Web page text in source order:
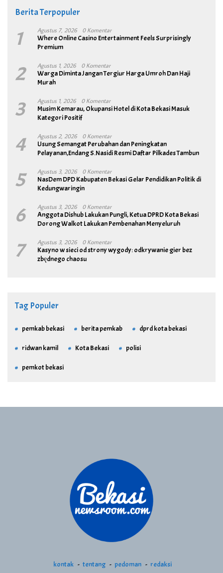
Berita Terpopuler
1 Agustus 7, 2026 0 Komentar
Where Online Casino Entertainment Feels Surprisingly
Premium
2 Agustus 1, 2026 0 Komentar
Warga Diminta Jangan Tergiur Harga Umroh Dan Haji
Murah
3 Agustus 1, 2026 0 Komentar
Musim Kemarau, Okupansi Hotel di Kota Bekasi Masuk
Kategori Positif
4 Agustus 2, 2026 0 Komentar
Usung Semangat Perubahan dan Peningkatan
Pelayanan,Endang S.Nasidi Resmi Daftar Pilkades Tambun
5 Agustus 3, 2026 0 Komentar
NasDem DPD Kabupaten Bekasi Gelar Pendidikan Politik di
Kedungwaringin
6 Agustus 3, 2026 0 Komentar
Anggota Dishub Lakukan Pungli, Ketua DPRD Kota Bekasi
Dorong Walkot Lakukan Pembenahan Menyeluruh
7 Agustus 3, 2026 0 Komentar
Kasyno w sieci od strony wygody: odkrywanie gier bez
zbędnego chaosu
Tag Populer
pemkab bekasi berita pemkab dprd kota bekasi
ridwan kamil Kota Bekasi polisi
pemkot bekasi
kontak tentang pedoman redaksi